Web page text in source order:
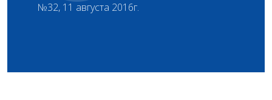
№32, 11 августа 2016г.